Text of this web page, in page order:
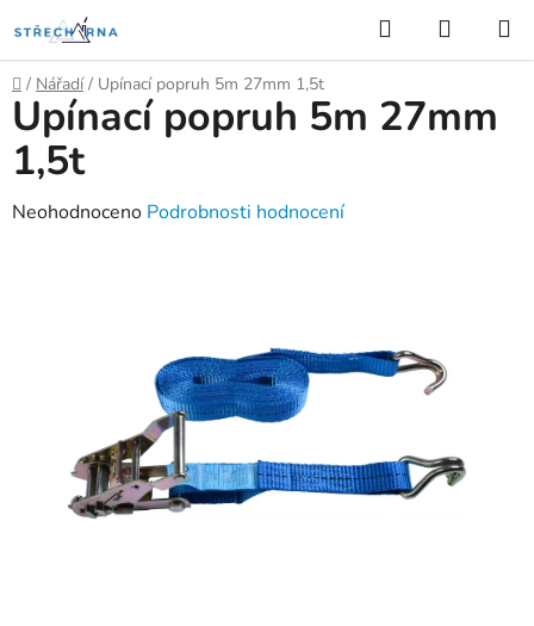
na
obsah
Hledat
KOŠÍK
Domů
/ Nářadí / Upínací popruh 5m 27mm 1,5t
Upínací popruh 5m 27mm
1,5t
Průměrné
Neohodnoceno Podrobnosti hodnocení